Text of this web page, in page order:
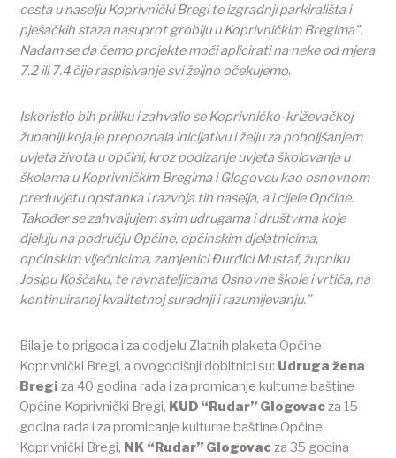
cesta u naselju Koprivnički Bregi te izgradnji parkirališta i
pješačkih staza nasuprot groblju u Koprivničkim Bregima”.
Nadam se da ćemo projekte moći aplicirati na neke od mjera
7.2 ili 7.4 čije raspisivanje svi željno očekujemo.
Iskoristio bih priliku i zahvalio se Koprivničko-križevačkoj
županiji koja je prepoznala inicijativu i želju za poboljšanjem
uvjeta života u općini, kroz podizanje uvjeta školovanja u
školama u Koprivničkim Bregima i Glogovcu kao osnovnom
preduvjetu opstanka i razvoja tih naselja, a i cijele Općine.
Također se zahvaljujem svim udrugama i društvima koje
djeluju na području Općine, općinskim djelatnicima,
općinskim vijećnicima, zamjenici Đurđici Mustaf, župniku
Josipu Koščaku, te ravnateljicama Osnovne škole i vrtića, na
kontinuiranoj kvalitetnoj suradnji i razumijevanju.”
Bila je to prigoda i za dodjelu Zlatnih plaketa Općine
Koprivnički Bregi, a ovogodišnji dobitnici su: Udruga žena
Bregi za 40 godina rada i za promicanje kulturne baštine
Općine Koprivnički Bregi, KUD “Rudar” Glogovacza 15
godina rada i za promicanje kulturne baštine Općine
Koprivnički Bregi, NK “Rudar” Glogovacza 35 godina